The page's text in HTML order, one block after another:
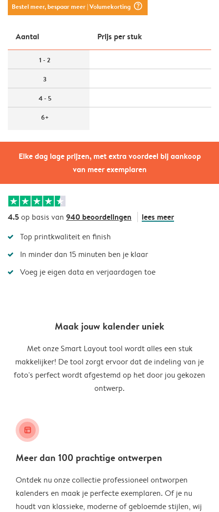
Elke dag lage prijzen, met extra voordeel bij aankoop
van meer exemplaren
Bestel meer, bespaar meer| Volumekorting question_mark_circle
Aantal Prijs per stuk
1 - 2
3
4 - 5
6+
4.5op basis van 940 beoordelingen lees meer
Top printkwaliteit en finish
In minder dan 15 minuten ben je klaar
Voeg je eigen data en verjaardagen toe
Maak jouw kalender uniek
Met onze Smart Layout tool wordt alles een stuk
makkelijker! De tool zorgt ervoor dat de indeling van je
foto's perfect wordt afgestemd op het door jou gekozen
ontwerp.
layout_alt
Meer dan 100 prachtige ontwerpen
Ontdek nu onze collectie professioneel ontworpen
kalenders en maak je perfecte exemplaren. Of je nu
houdt van klassieke, moderne of gebloemde stijlen, wij